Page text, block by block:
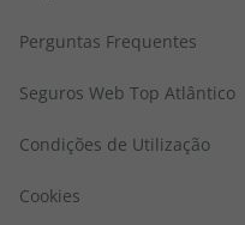
Perguntas Frequentes
Seguros Web Top Atlântico
Condições de Utilização
Cookies